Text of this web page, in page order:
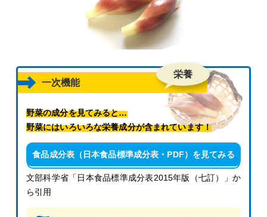
一次機能
栄養
野菜の成分を見てみると…
野菜にはいろいろな栄養成分が含まれています！
食品成分表（日本食品標準成分表・PDF）を見てみる
文部科学省「日本食品標準成分表2015年版（七訂）」か
ら引用